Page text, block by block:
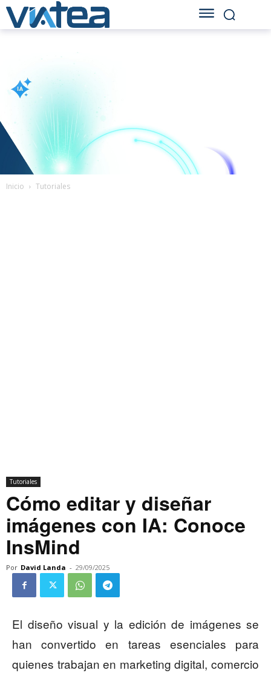
Inicio Tutoriales
Tutoriales
Cómo editar y diseñar
imágenes con IA: Conoce
InsMind
Por David Landa - 29/09/2025
El diseño visual y la edición de imágenes se
han convertido en tareas esenciales para
quienes trabajan en marketing digital, comercio